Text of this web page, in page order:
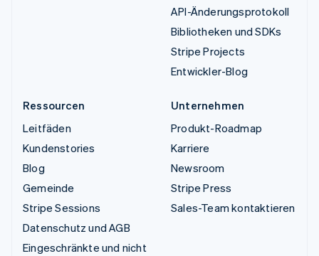
API-Änderungsprotokoll
Bibliotheken und SDKs
Stripe Projects
Entwickler-Blog
Ressourcen
Leitfäden
Kundenstories
Blog
Gemeinde
Stripe Sessions
Datenschutz und AGB
Eingeschränkte und nicht
Unternehmen
Produkt-Roadmap
Karriere
Newsroom
Stripe Press
Sales-Team kontaktieren